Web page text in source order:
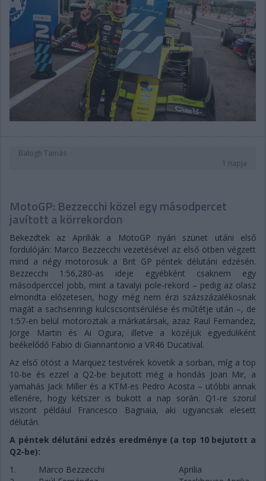
Balogh Tamás
1 napja
MotoGP: Bezzecchi közel egy másodpercet
javított a körrekordon
Bekezdtek az Apriliák a MotoGP nyári szünet utáni első
fordulóján: Marco Bezzecchi vezetésével az első ötben végzett
mind a négy motorosuk a Brit GP péntek délutáni edzésén.
Bezzecchi 1:56,280-as ideje egyébként csaknem egy
másodperccel jobb, mint a tavalyi pole-rekord – pedig az olasz
elmondta előzetesen, hogy még nem érzi százszázalékosnak
magát a sachsenringi kulcscsontsérülése és műtétje után –, de
1:57-en belül motoroztak a márkatársak, azaz Raul Fernandez,
Jorge Martin és Ai Ogura, illetve a közéjük egyedüliként
beékelődő Fabio di Giannantonio a VR46 Ducatival.
Az első ötöst a Marquez testvérek követik a sorban, míg a top
10-be és ezzel a Q2-be bejutott még a hondás Joan Mir, a
yamahás Jack Miller és a KTM-es Pedro Acosta – utóbbi annak
ellenére, hogy kétszer is bukott a nap során. Q1-re szorul
viszont például Francesco Bagnaia, aki ugyancsak elesett
délután.
A péntek délutáni edzés eredménye (a top 10 bejutott a
Q2-be):
1.
Marco Bezzecchi
Aprilia